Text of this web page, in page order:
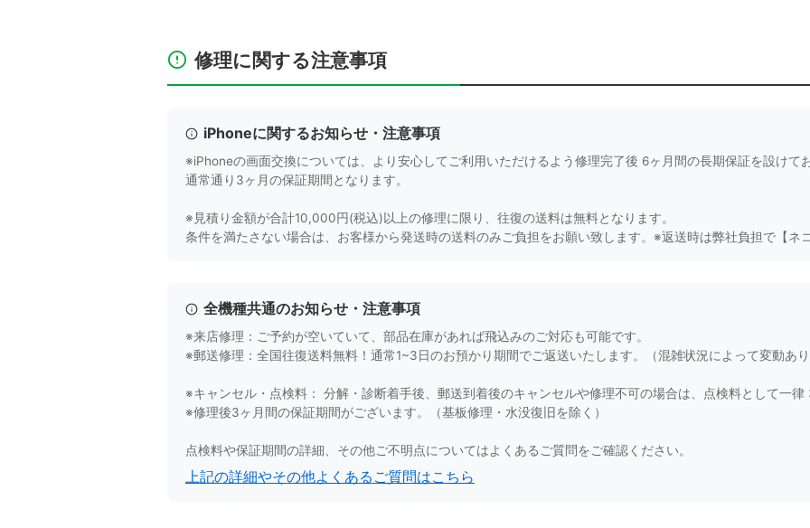
修理に関する注意事項
iPhoneに関するお知らせ・注意事項
※iPhoneの画面交換については、より安心してご利用いただけるよう修理完了後 6ヶ月間の長期保証を設けて
通常通り3ヶ月の保証期間となります。
※見積り金額が合計10,000円(税込)以上の修理に限り、往復の送料は無料となります。
条件を満たさない場合は、お客様から発送時の送料のみご負担をお願い致します。※返送時は弊社負担で【ネ
全機種共通のお知らせ・注意事項
※来店修理：ご予約が空いていて、部品在庫があれば飛込みのご対応も可能です。
※郵送修理：全国往復送料無料！通常1~3日のお預かり期間でご返送いたします。（混雑状況によって変動あ
※キャンセル・点検料： 分解・診断着手後、郵送到着後のキャンセルや修理不可の場合は、点検料として一律
※修理後3ヶ月間の保証期間がございます。（基板修理・水没復旧を除く）
点検料や保証期間の詳細、その他ご不明点についてはよくあるご質問をご確認ください。
上記の詳細やその他よくあるご質問はこちら